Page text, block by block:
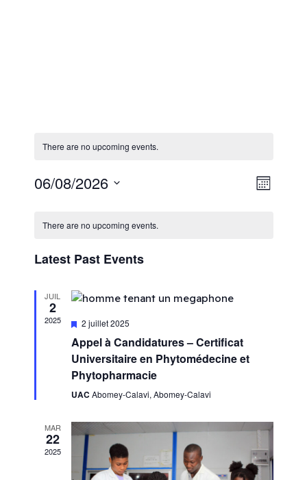
There are no upcoming events.
Month
06/08/2026
There are no upcoming events.
Latest Past Events
JUIL
2
2025 Featured
2 juillet 2025
Appel à Candidatures – Certificat
Universitaire en Phytomédecine et
Phytopharmacie
UAC Abomey-Calavi, Abomey-Calavi
MAR
22
2025